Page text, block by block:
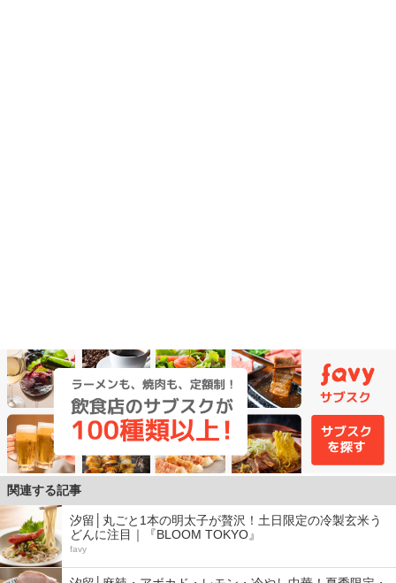
関連する記事
汐留│丸ごと1本の明太子が贅沢！土日限定の冷製玄米う
どんに注目｜『BLOOM TOKYO』
favy